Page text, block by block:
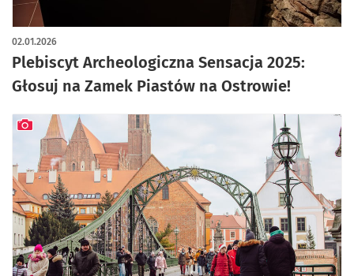
Plebiscyt Archeologiczna Sensacja 2025:
Głosuj na Zamek Piastów na Ostrowie!
02.01.2026